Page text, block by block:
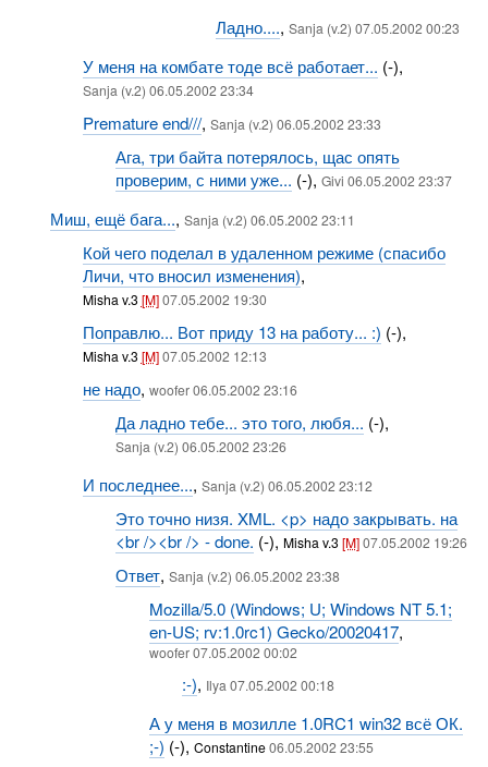
Ладно...., Sanja (v.2) 07.05.2002 00:23
У меня на комбате тоде всё работает... (-),
Sanja (v.2) 06.05.2002 23:34
Premature end///, Sanja (v.2) 06.05.2002 23:33
Ага, три байта потерялось, щас опять
проверим, с ними уже... (-),Givi 06.05.2002 23:37
Миш, ещё бага..., Sanja (v.2) 06.05.2002 23:11
Кой чего поделал в удаленном режиме (спасибо
Личи, что вносил изменения),
Misha v.3 [M]07.05.2002 19:30
Поправлю... Вот приду 13 на работу... :) (-),
Misha v.3 [M]07.05.2002 12:13
не надо, woofer 06.05.2002 23:16
Да ладно тебе... это того, любя... (-),
Sanja (v.2) 06.05.2002 23:26
И последнее..., Sanja (v.2) 06.05.2002 23:12
Это точно низя. XML. <p> надо закрывать. на
<br /><br /> - done. (-), Misha v.3[M]07.05.2002 19:26
Ответ,Sanja (v.2) 06.05.2002 23:38
Mozilla/5.0 (Windows; U; Windows NT 5.1;
en-US; rv:1.0rc1) Gecko/20020417,
woofer 07.05.2002 00:02
:-), Ilya 07.05.2002 00:18
А у меня в мозилле 1.0RC1 win32 всё ОК.
;-) (-), Constantine06.05.2002 23:55